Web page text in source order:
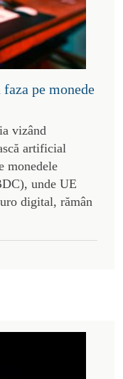
pe monede
vizând
artificial
monedele
unde UE
digital, rămân